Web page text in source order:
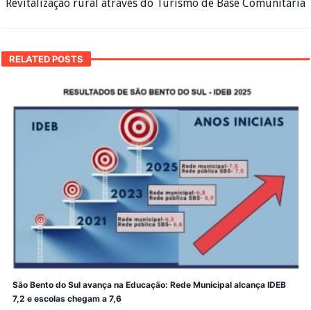
Revitalização rural através do Turismo de Base Comunitária
RELATED POSTS
São Bento do Sul avança na Educação: Rede Municipal alcança IDEB
7,2 e escolas chegam a 7,6